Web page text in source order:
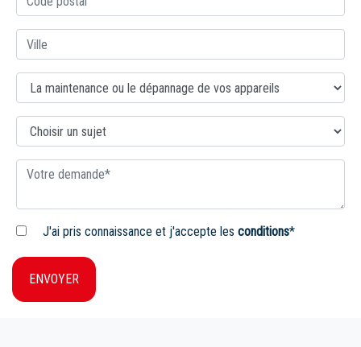
J'ai pris connaissance et j'accepte les conditions*
ENVOYER